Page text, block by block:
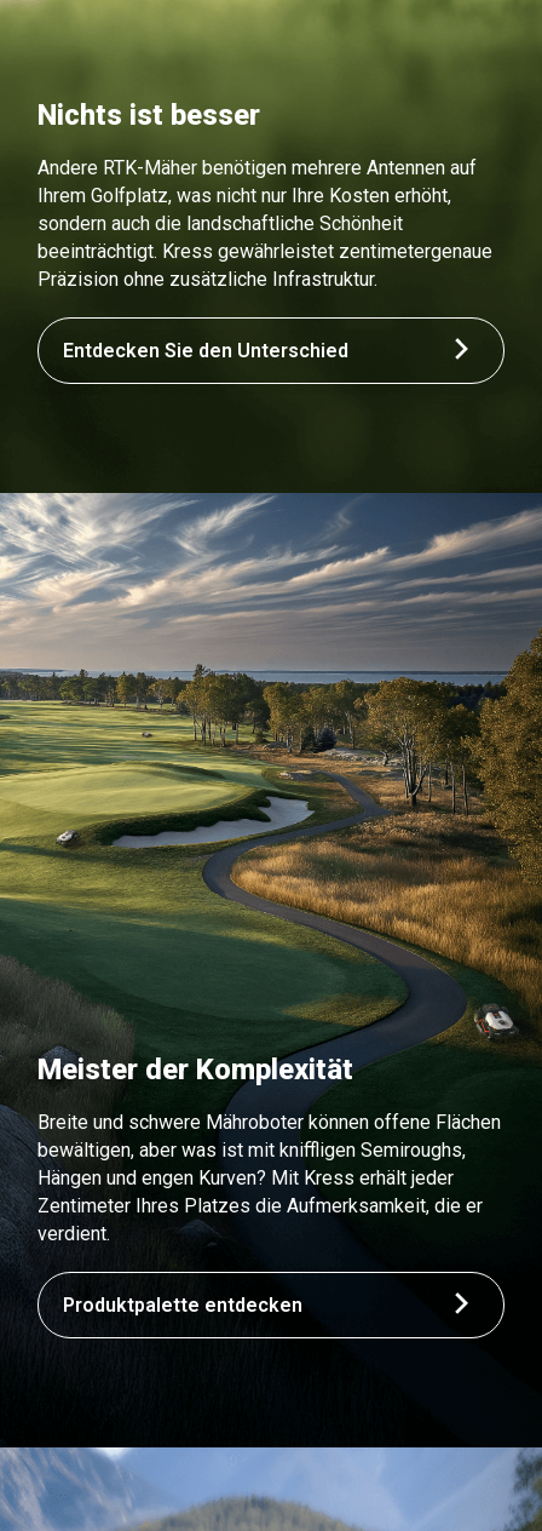
Nichts ist besser
Andere RTK-Mäher benötigen mehrere Antennen auf
Ihrem Golfplatz, was nicht nur Ihre Kosten erhöht,
sondern auch die landschaftliche Schönheit
beeinträchtigt. Kress gewährleistet zentimetergenaue
Präzision ohne zusätzliche Infrastruktur.
Entdecken Sie den Unterschied
Meister der Komplexität
Breite und schwere Mähroboter können offene Flächen
bewältigen, aber was ist mit kniffligen Semiroughs,
Hängen und engen Kurven? Mit Kress erhält jeder
Zentimeter Ihres Platzes die Aufmerksamkeit, die er
verdient.
Produktpalette entdecken